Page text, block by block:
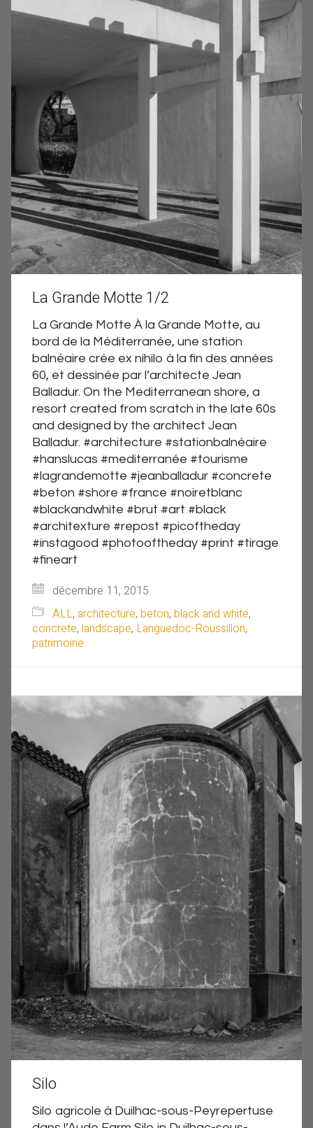
La Grande Motte 1/2
La Grande Motte À la Grande Motte, au
bord de la Méditerranée, une station
balnéaire crée ex nihilo à la fin des années
60, et dessinée par l’architecte Jean
Balladur. On the Mediterranean shore, a
resort created from scratch in the late 60s
and designed by the architect Jean
Balladur. #architecture #stationbalnéaire
#hanslucas #mediterranée #tourisme
#lagrandemotte #jeanballadur #concrete
#beton #shore #france #noiretblanc
#blackandwhite #brut #art #black
#architexture #repost #picoftheday
#instagood #photooftheday #print #tirage
#fineart
décembre 11, 2015
ALL, architecture, beton, black and white,
concrete, landscape, Languedoc-Roussillon,
patrimoine
Silo
Silo agricole à Duilhac-sous-Peyrepertuse